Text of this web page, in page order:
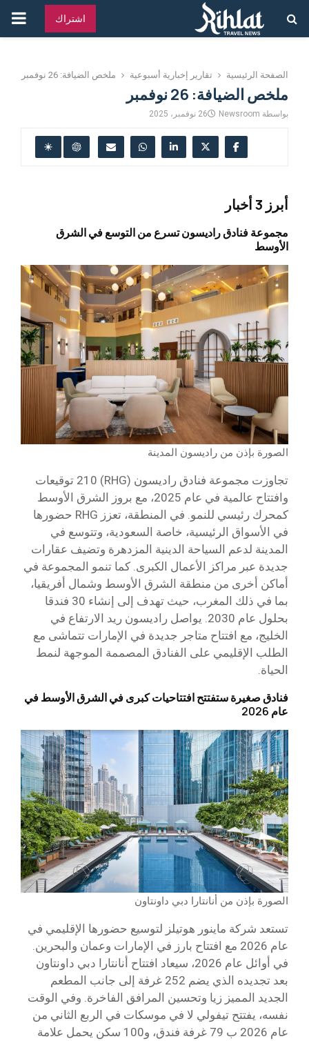
اشتراك
الصفحة الرئيسية تقارير إخبارية أسبوعية ملخص الضيافة: 26 نوفمبر
ملخص الضيافة: 26 نوفمبر
بواسطة Newsroom 26 نوفمبر، 2025
أبرز 3 أخبار
مجموعة فنادق راديسون تسرع من التوسع في الشرق
الأوسط
الصورة بإذن من راديسون المدينة
تجاوزت مجموعة فنادق راديسون (RHG) 210 توقيعات
وافتتاح عالمية في عام 2025، مع بروز الشرق الأوسط
كمحرك رئيسي للنمو. في المنطقة، تعزز RHG حضورها
في الأسواق الرئيسية، خاصة السعودية، وتتوسع في
المدينة لدعم السياحة الدينية المزدهرة وتضيف عقارات
جديدة عبر مراكز الأعمال الكبرى. كما تنمو المجموعة في
أماكن أخرى من منطقة الشرق الأوسط وشمال أفريقيا،
بما في ذلك المغرب، حيث تهدف إلى إنشاء 30 فندقا
بحلول عام 2030. يواصل راديسون ريد الارتفاع في
الخليج، مع افتتاح متاجر جديدة في الإمارات تتماشى مع
الطلب الإقليمي على الفنادق المصممة الموجهة لنمط
الحياة.
فنادق صغيرة ستفتتح افتتاحيات كبرى في الشرق الأوسط في
عام 2026
الصورة بإذن من أنانتارا دبي داونتاون
تستعد شركة ماينور هوتيلز لتوسيع حضورها الإقليمي في
عام 2026 مع افتتاح بارز في الإمارات وعمان والبحرين.
في أوائل عام 2026، سيعاد افتتاح أنانتارا دبي داونتاون
بعد تجديده الذي يضم 252 غرفة إلى جانب المطعم
الجديد المميز زيا وتحسين المرافق الفاخرة. وفي الوقت
نفسه، يفتتح تيفولي لا في موسكات في الربع الثاني من
عام 2026 ب 79 غرفة فندق، و100 سكن يحمل علامة